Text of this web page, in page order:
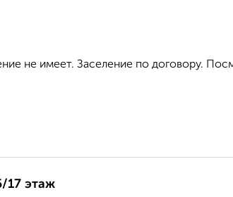
не имеет. Заселение по договору.
17 этаж